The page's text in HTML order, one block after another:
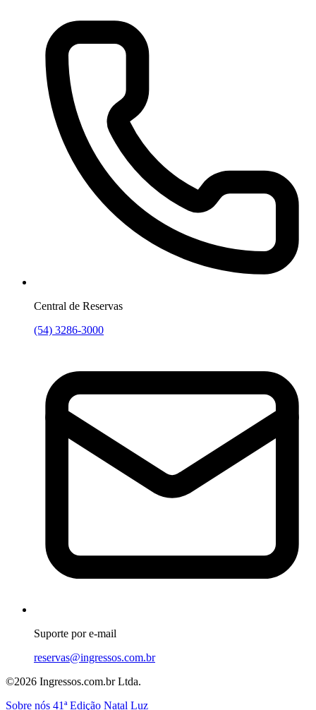
Central de Reservas
(54) 3286-3000
Suporte por e-mail
reservas@ingressos.com.br
©2026 Ingressos.com.br Ltda.
Sobre nós 41ª Edição Natal Luz